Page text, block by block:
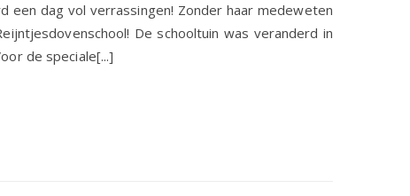
een dag vol verrassingen! Zonder haar medeweten
De schooltuin was veranderd in
de speciale[...]